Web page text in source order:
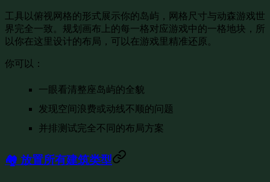
工具以俯视网格的形式展示你的岛屿，网格尺寸与动森游戏世
界完全一致。规划画布上的每一格对应游戏中的一格地块，所
以你在这里设计的布局，可以在游戏里精准还原。
你可以：
一眼看清整座岛屿的全貌
发现空间浪费或动线不顺的问题
并排测试完全不同的布局方案
🏘️ 放置所有建筑类型